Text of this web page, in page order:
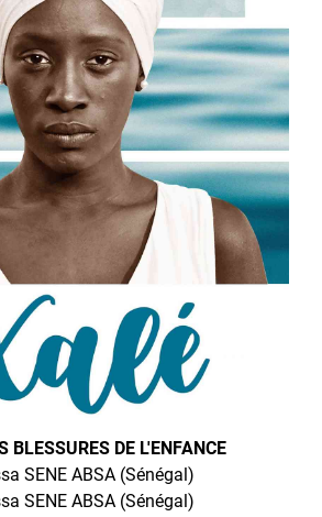
BLESSURES DE L'ENFANCE
SENE ABSA (Sénégal)
SENE ABSA (Sénégal)